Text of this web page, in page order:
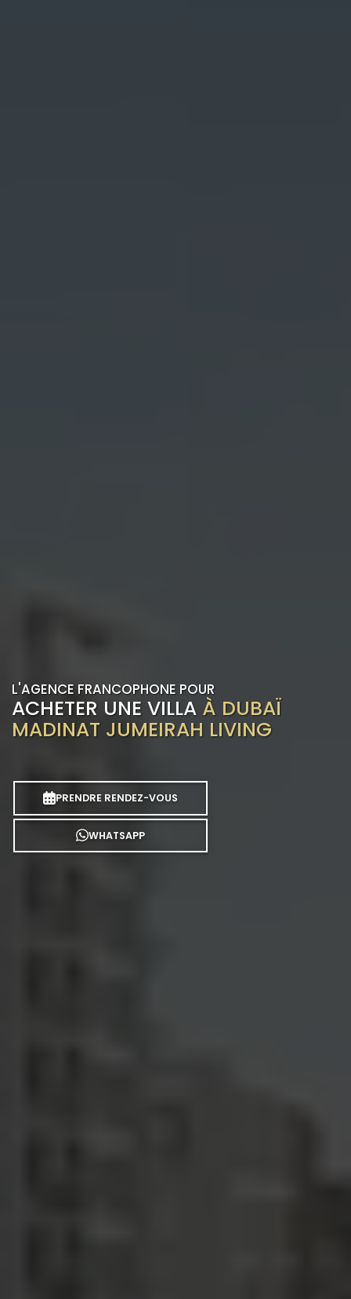
L'AGENCE FRANCOPHONE POUR
ACHETER UNE VILLA À DUBAÏ
MADINAT JUMEIRAH LIVING
PRENDRE RENDEZ-VOUS
WHATSAPP